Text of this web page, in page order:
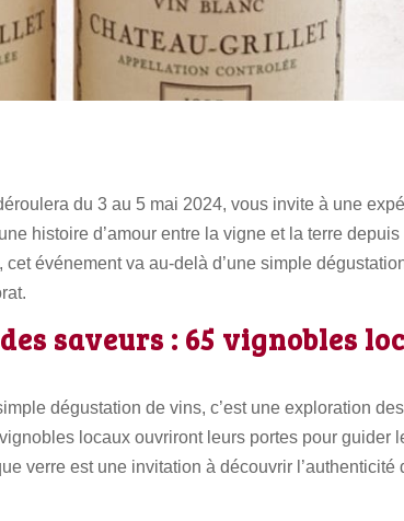
du 3 au 5 mai 2024, vous invite à une
histoire d’amour entre la vigne et la terre
événement va au-delà d’une simple
saveurs : 65 vignobles
dégustation de vins, c’est une exploration
locaux ouvriront leurs portes pour guider
verre est une invitation à découvrir l’authenticité